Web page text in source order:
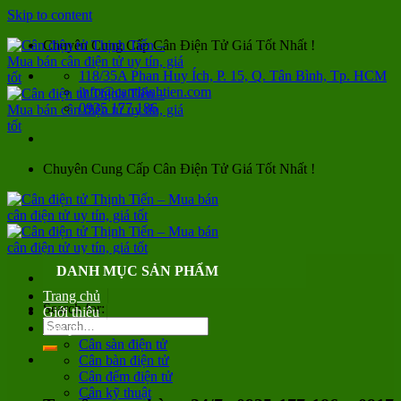
Skip to content
Chuyên Cung Cấp Cân Điện Tử Giá Tốt Nhất !
118/35A Phan Huy Ích, P. 15, Q. Tân Bình, Tp. HCM
info@canthinhtien.com
0935 177 186
Chuyên Cung Cấp Cân Điện Tử Giá Tốt Nhất !
Search for:
DANH MỤC SẢN PHẨM
Trang chủ
Giới thiệu
Sản phẩm
Cân sàn điện tử
Cân bàn điện tử
Cân đếm điện tử
Cân kỹ thuật